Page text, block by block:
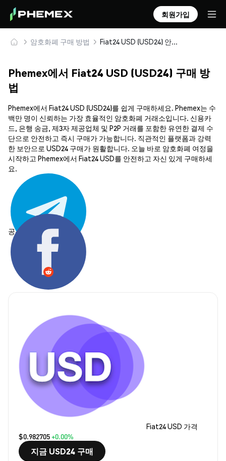
회원가입
암호화폐 구매 방법 Fiat24 USD (USD24) 안전하게 구매 및 보관
Phemex에서 Fiat24 USD (USD24) 구매 방
법
Phemex에서 Fiat24 USD (USD24)를 쉽게 구매하세요. Phemex는 수
백만 명이 신뢰하는 가장 효율적인 암호화폐 거래소입니다. 신용카
드, 은행 송금, 제3자 제공업체 및 P2P 거래를 포함한 유연한 결제 수
단으로 안전하고 즉시 구매가 가능합니다. 직관적인 플랫폼과 강력
한 보안으로 USD24 구매가 원활합니다. 오늘 바로 암호화폐 여정을
시작하고 Phemex에서 Fiat24 USD를 안전하고 자신 있게 구매하세
요.
공유하기:
Fiat24 USD 가격
$0.982705+0.00%
지금 USD24 구매